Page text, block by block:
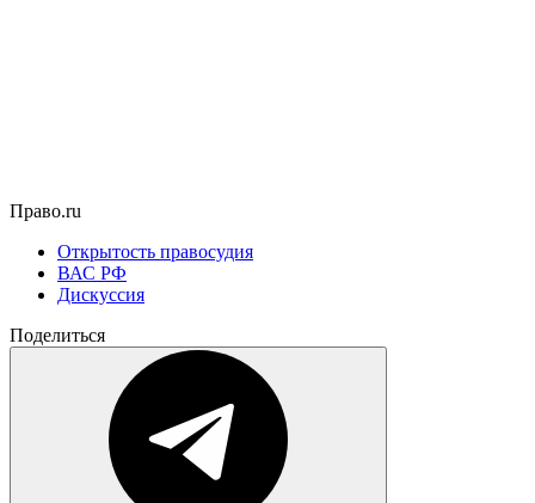
Право.ru
Открытость правосудия
ВАС РФ
Дискуссия
Поделиться